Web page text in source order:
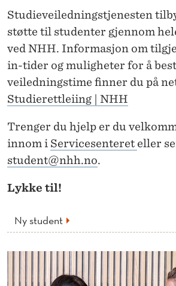
Studieveiledningstjenesten
støtte til studenter gjennom
ved NHH. Informasjon om
in-tider og muligheter for å
veiledningstime finner du på
Studierettleiing | NHH
Trenger du hjelp er du
innom i Servicesenteret eller
student@nhh.no.
Lykke til!
Ny student